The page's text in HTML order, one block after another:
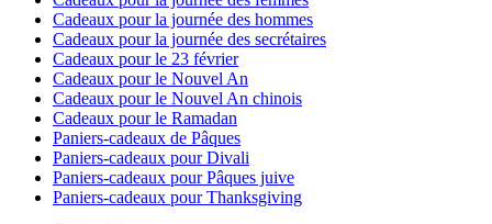
Cadeaux pour la journée des hommes
Cadeaux pour la journée des secrétaires
Cadeaux pour le 23 février
Cadeaux pour le Nouvel An
Cadeaux pour le Nouvel An chinois
Cadeaux pour le Ramadan
Paniers-cadeaux de Pâques
Paniers-cadeaux pour Divali
Paniers-cadeaux pour Pâques juive
Paniers-cadeaux pour Thanksgiving